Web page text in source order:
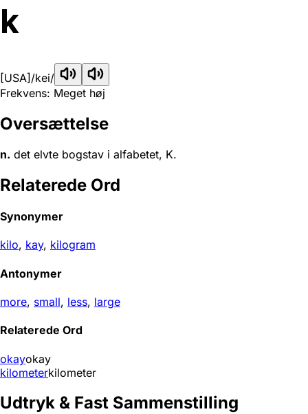
k
[USA] /kei/
Frekvens: Meget høj
Oversættelse
n. det elvte bogstav i alfabetet, K.
Relaterede Ord
Synonymer
kilo, kay, kilogram
Antonymer
more, small, less, large
Relaterede Ord
okayokay
kilometerkilometer
Udtryk & Fast Sammenstilling